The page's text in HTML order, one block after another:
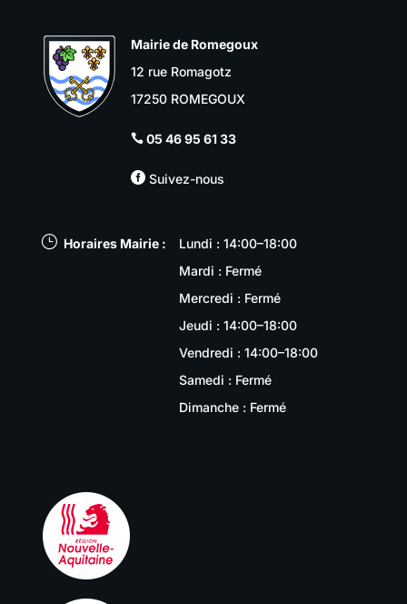
Mairie de Romegoux
12 rue Romagotz
17250 ROMEGOUX
 05 46 95 61 33
Suivez-nous
} Horaires Mairie :
Lundi : 14:00–18:00
Mardi : Fermé
Mercredi : Fermé
Jeudi : 14:00–18:00
Vendredi : 14:00–18:00
Samedi : Fermé
Dimanche : Fermé